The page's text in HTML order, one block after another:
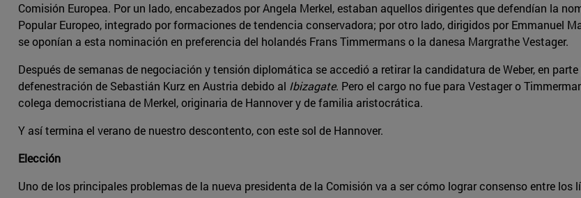
Comisión Europea. Por un lado, encabezados por Angela Merkel, estaban aquellos dirigentes que defendían la
Popular Europeo, integrado por formaciones de tendencia conservadora; por otro lado, dirigidos por Emmanuel
se oponían a esta nominación en preferencia del holandés Frans Timmermans o la danesa Margrathe Vestager.
Después de semanas de negociación y tensión diplomática se accedió a retirar la candidatura de Weber, en
defenestración de Sebastián Kurz en Austria debido al Ibizagate. Pero el cargo no fue para Vestager o
colega democristiana de Merkel, originaria de Hannover y de familia aristocrática.
Y así termina el verano de nuestro descontento, con este sol de Hannover.
Elección
Uno de los principales problemas de la nueva presidenta de la Comisión va a ser cómo lograr consenso entre los